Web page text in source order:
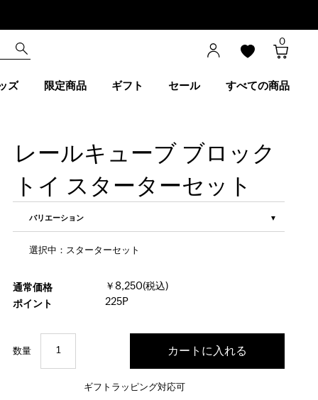
0
ズ 限定商品 ギフト セール すべての商品
レールキューブ ブロック
トイ スターターセット
バリエーション
選択中：スターターセット
通常価格
￥8,250(税込)
ポイント
225P
数量
ギフトラッピング対応可